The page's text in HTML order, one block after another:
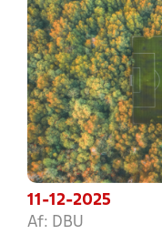
11-12-2025
Af: DBU